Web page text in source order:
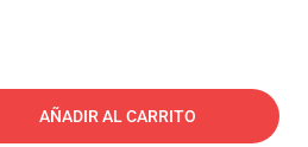
AÑADIR AL CARRITO